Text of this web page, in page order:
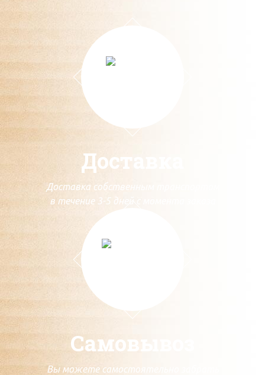
Доставка
Доставка собственным транспортом
в течение 3-5 дней с момента заказа
Самовывоз
Вы можете самостоятельно забрать